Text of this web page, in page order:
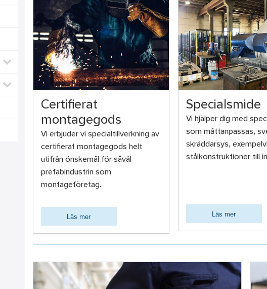
Certifierat
montagegods
Vi erbjuder vi specialtillverkning av
certifierat montagegods helt
utifrån önskemål för såväl
prefabindustrin som
montageföretag.
Läs mer
Specialsmide
Vi hjälper dig med
som måttanpassas,
skräddarsys,
stålkonstruktioner till
Läs mer